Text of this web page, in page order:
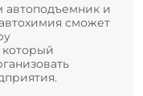
автоподъемник и
сможет